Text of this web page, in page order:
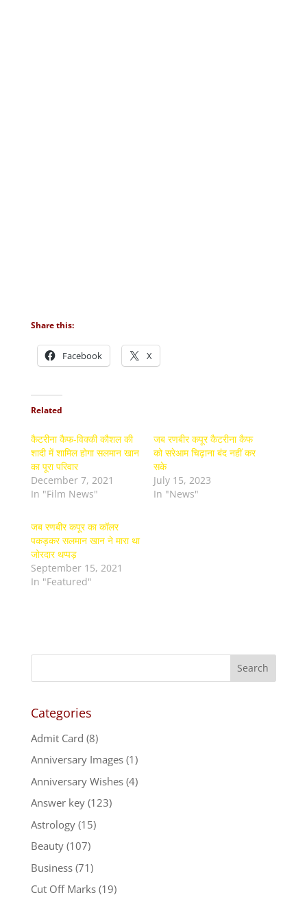
Share this:
Facebook X
Related
कैटरीना कैफ-विक्की कौशल की
शादी में शामिल होगा सलमान खान
का पूरा परिवार
December 7, 2021
In "Film News"
जब रणबीर कपूर कैटरीना कैफ
को सरेआम चिढ़ाना बंद नहीं कर
सके
July 15, 2023
In "News"
जब रणबीर कपूर का कॉलर
पकड़कर सलमान खान ने मारा था
जोरदार थप्पड़
September 15, 2021
In "Featured"
Categories
Admit Card (8)
Anniversary Images(1)
Anniversary Wishes(4)
Answer key(123)
Astrology(15)
Beauty(107)
Business(71)
Cut Off Marks(19)